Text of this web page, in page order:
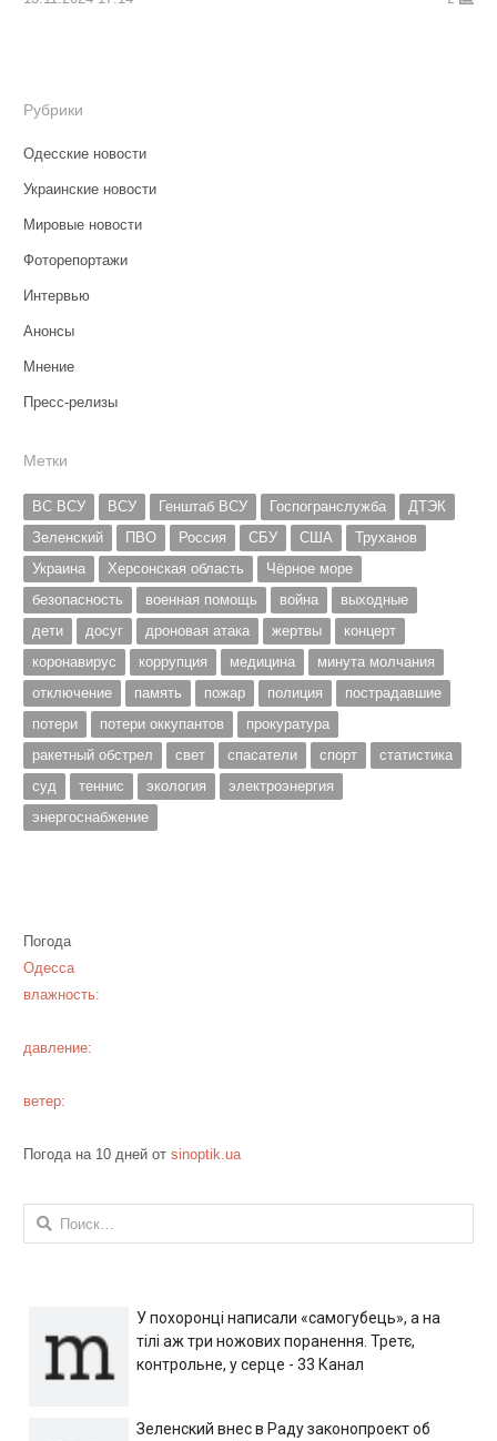
Рубрики
Одесские новости
Украинские новости
Мировые новости
Фоторепортажи
Интервью
Анонсы
Мнение
Пресс-релизы
Метки
ВС ВСУ ВСУ Генштаб ВСУ Госпогранслужба
ДТЭК
Зеленский
ПВО Россия СБУ США
Труханов
Украина
Херсонская область
Чёрное море
безопасность
военная помощь война
выходные
дети
досуг дроновая атака жертвы
концерт
коронавирус
коррупция медицина
минута молчания
отключение
память пожар полиция
пострадавшие
потери
потери оккупантов
прокуратура
ракетный обстрел
свет спасатели спорт
статистика
суд
теннис экология
электроэнергия
энергоснабжение
Погода
Одесса
влажность:
давление:
ветер:
Погода на 10 дней от sinoptik.ua
Найти:
У похоронці написали «самогубець», а на
тілі аж три ножових поранення. Третє,
контрольне, у серце - 33 Канал
Зеленский внес в Раду законопроект об